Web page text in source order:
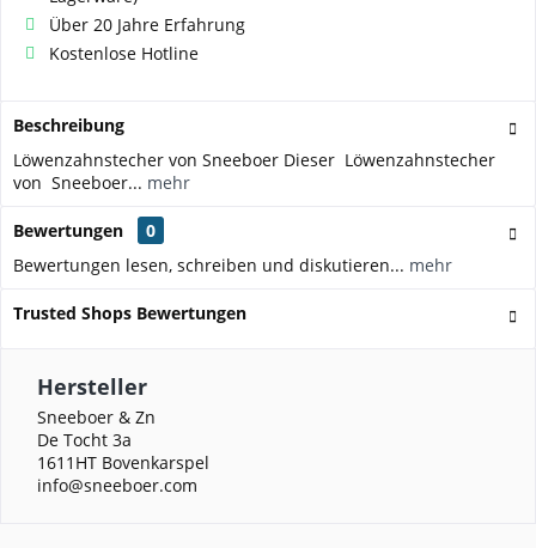
Über 20 Jahre Erfahrung
Kostenlose Hotline
Beschreibung
Löwenzahnstecher von Sneeboer Dieser Löwenzahnstecher
von Sneeboer... mehr
Bewertungen
0
Bewertungen lesen, schreiben und diskutieren... mehr
Trusted Shops Bewertungen
Hersteller
Sneeboer & Zn
De Tocht 3a
1611HT Bovenkarspel
info@sneeboer.com